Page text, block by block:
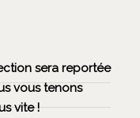
sera reportée
vous tenons
vite !